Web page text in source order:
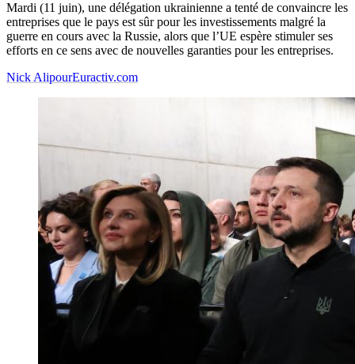
Mardi (11 juin), une délégation ukrainienne a tenté de convaincre les
entreprises que le pays est sûr pour les investissements malgré la
guerre en cours avec la Russie, alors que l’UE espère stimuler ses
efforts en ce sens avec de nouvelles garanties pour les entreprises.
Nick AlipourEuractiv.com